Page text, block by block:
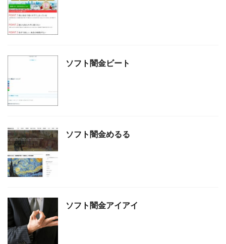
ソフト闇金ビート
ソフト闇金めるる
ソフト闇金アイアイ